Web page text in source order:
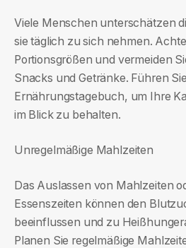
Viele Menschen unterschätzen
sie täglich zu sich nehmen.
Portionsgrößen und vermeiden
Snacks und Getränke. Führen
Ernährungstagebuch, um Ihre
im Blick zu behalten.
Unregelmäßige Mahlzeiten
Das Auslassen von Mahlzeiten
Essenszeiten können den
beeinflussen und zu
Planen Sie regelmäßige